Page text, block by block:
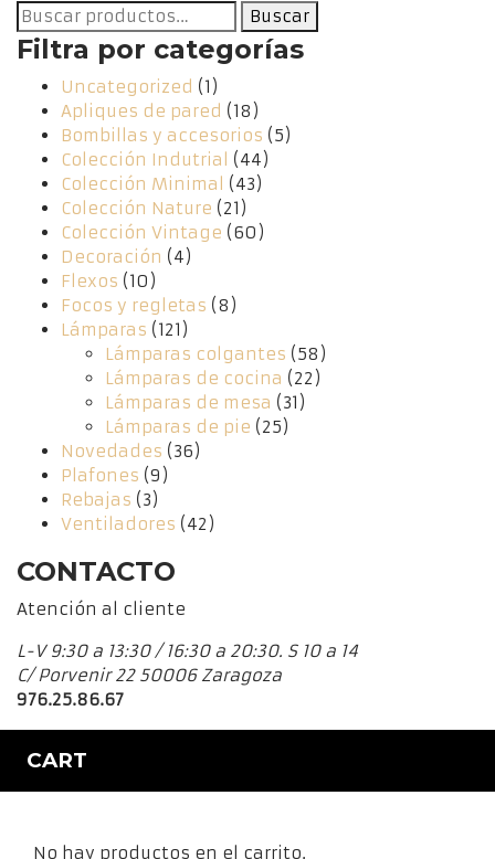
Buscar
por:
Buscar
Filtra por categorías
Uncategorized (1)
Apliques de pared (18)
Bombillas y accesorios (5)
Colección Indutrial
(44)
Colección Minimal
(43)
Colección Nature (21)
Colección Vintage (60)
Decoración (4)
Flexos (10)
Focos y regletas (8)
Lámparas (121)
Lámparas colgantes (58)
Lámparas de cocina (22)
Lámparas de mesa (31)
Lámparas de pie (25)
Novedades (36)
Plafones (9)
Rebajas (3)
Ventiladores (42)
CONTACTO
Atención al cliente
L-V 9:30 a 13:30 / 16:30 a 20:30. S 10 a 14
C/ Porvenir 22 50006 Zaragoza
976.25.86.67
CART
No hay productos en el carrito.